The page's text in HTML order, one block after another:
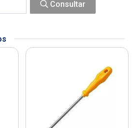
Consultar